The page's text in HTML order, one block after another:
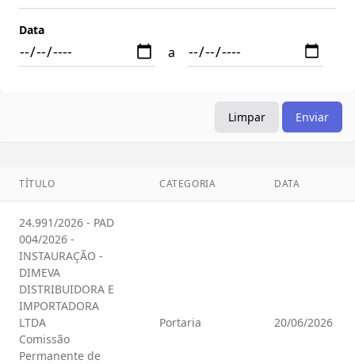
Data
a
Limpar Enviar
TÍTULO CATEGORIA DATA
24.991/2026 - PAD
004/2026 -
INSTAURAÇÃO -
DIMEVA
DISTRIBUIDORA E
IMPORTADORA
LTDA
Comissão
Permanente de
Portaria 20/06/2026